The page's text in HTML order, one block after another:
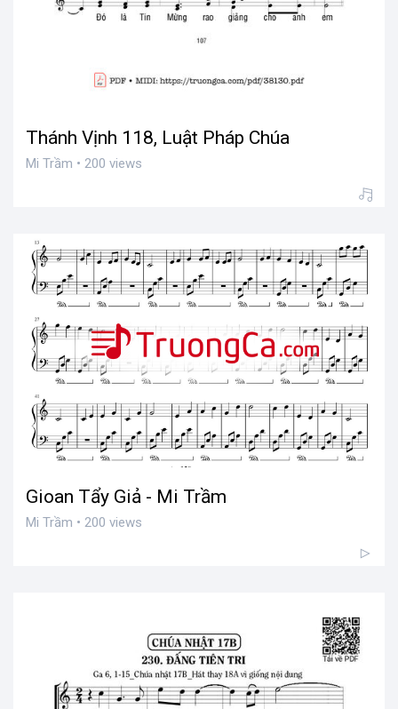
Thánh Vịnh 118, Luật Pháp Chúa
Mi Trầm • 200 views
Gioan Tẩy Giả - Mi Trầm
Mi Trầm • 200 views